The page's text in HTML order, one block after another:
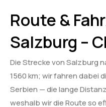
Route &
Salzburg –
Die Strecke von Salzburg
1560 km; wir fahren dabei
Serbien — die lange
weshalb wir die Route so